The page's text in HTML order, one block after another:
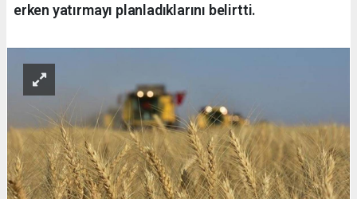
erken yatırmayı planladıklarını belirtti.